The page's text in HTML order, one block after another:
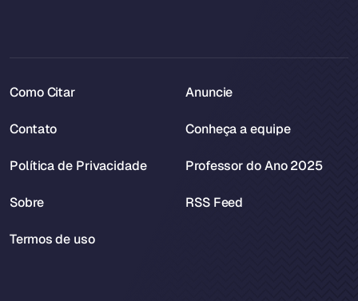
Como Citar
Contato
Política de Privacidade
Sobre
Termos de uso
Anuncie
Conheça a equipe
Professor do Ano 2025
RSS Feed